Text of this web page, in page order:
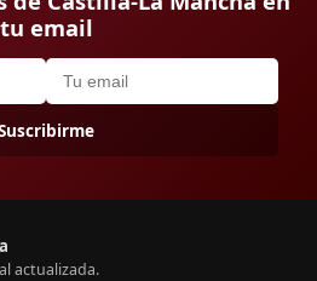
tu email
actualizada.